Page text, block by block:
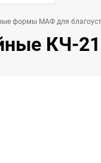
формы МАФ для
КЧ-